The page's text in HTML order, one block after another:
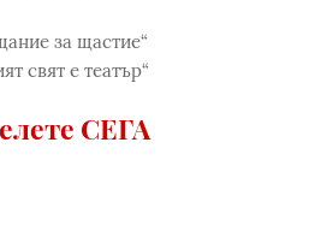
за щастие“
свят е театър“
СЕГА